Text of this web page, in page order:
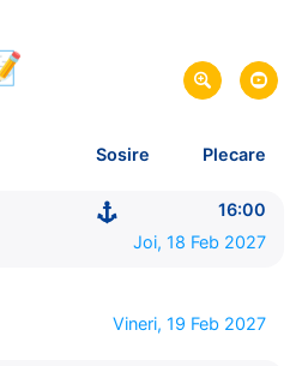
in
din Tampa, Florida, SUA
Sosire Plecare
16:00
Joi, 18 Feb 2027
Vineri, 19 Feb 2027